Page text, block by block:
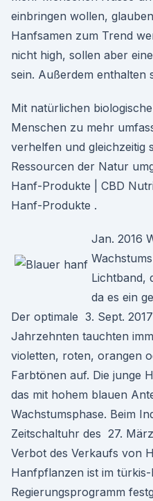
einbringen wollen,
Hanfsamen zum Trend
nicht high, sollen aber
sein. Außerdem enthalten
Mit natürlichen
Menschen zu mehr
verhelfen und gleichzeitig
Ressourcen der Natur
Hanf-Produkte | CBD
Hanf-Produkte .
Jan. 2016
Lichtband,
da es ein
Der optimale 3. Sept.
Jahrzehnten tauchten
violetten, roten, orangen
Farbtönen auf. Die junge
das mit hohem blauen
Wachstumsphase. Beim
Zeitschaltuhr des 27.
Verbot des Verkaufs von
Hanfpflanzen ist im
Regierungsprogramm